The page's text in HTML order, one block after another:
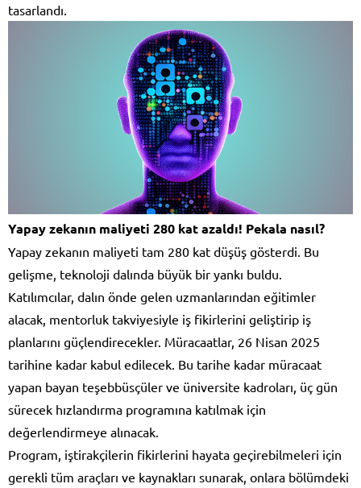
tasarlandı.
Yapay zekanın maliyeti 280 kat azaldı! Pekala nasıl?
Yapay zekanın maliyeti tam 280 kat düşüş gösterdi. Bu
gelişme, teknoloji dalında büyük bir yankı buldu.
Katılımcılar, dalın önde gelen uzmanlarından eğitimler
alacak, mentorluk takviyesiyle iş fikirlerini geliştirip iş
planlarını güçlendirecekler. Müracaatlar, 26 Nisan 2025
tarihine kadar kabul edilecek. Bu tarihe kadar müracaat
yapan bayan teşebbüsçüler ve üniversite kadroları, üç gün
sürecek hızlandırma programına katılmak için
değerlendirmeye alınacak.
Program, iştirakçilerin fikirlerini hayata geçirebilmeleri için
gerekli tüm araçları ve kaynakları sunarak, onlara bölümdeki